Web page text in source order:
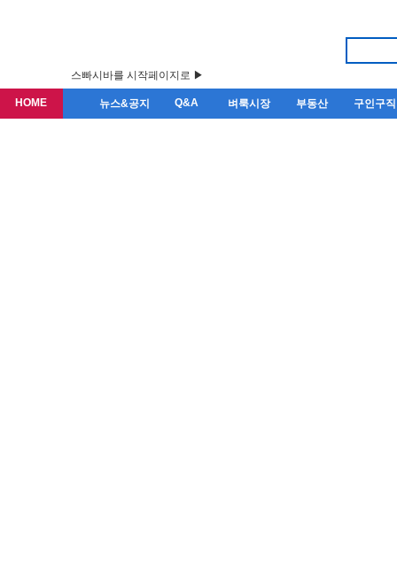
스빠시바를 시작페이지로 ▶
HOME 뉴스&공지 Q&A 벼룩시장 부동산 구인구직